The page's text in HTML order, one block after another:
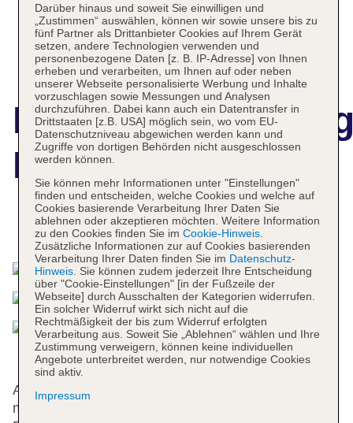
Benna Hotel
Das bietet Ihre Unterkunft
An der Rezeption im Empfangsbereich steht
mehrsprachiges Personal (Englisch, Deutsch,
Darüber hinaus und soweit Sie einwilligen und
„Zustimmen“ auswählen, können wir sowie unsere bis zu
fünf Partner als Drittanbieter Cookies auf Ihrem Gerät
setzen, andere Technologien verwenden und
personenbezogene Daten [z. B. IP-Adresse] von Ihnen
erheben und verarbeiten, um Ihnen auf oder neben
unserer Webseite personalisierte Werbung und Inhalte
vorzuschlagen sowie Messungen und Analysen
durchzuführen. Dabei kann auch ein Datentransfer in
Drittstaaten [z.B. USA] möglich sein, wo vom EU-
Datenschutzniveau abgewichen werden kann und
Zugriffe von dortigen Behörden nicht ausgeschlossen
werden können.
Sie können mehr Informationen unter "Einstellungen"
finden und entscheiden, welche Cookies und welche auf
Cookies basierende Verarbeitung Ihrer Daten Sie
ablehnen oder akzeptieren möchten. Weitere Information
zu den Cookies finden Sie im Cookie-Hinweis.
Zusätzliche Informationen zur auf Cookies basierenden
Verarbeitung Ihrer Daten finden Sie im Datenschutz-
Hinweis. Sie können zudem jederzeit Ihre Entscheidung
über "Cookie-Einstellungen" [in der Fußzeile der
Webseite] durch Ausschalten der Kategorien widerrufen.
Ein solcher Widerruf wirkt sich nicht auf die
Rechtmäßigkeit der bis zum Widerruf erfolgten
Verarbeitung aus. Soweit Sie „Ablehnen“ wählen und Ihre
Zustimmung verweigern, können keine individuellen
Angebote unterbreitet werden, nur notwendige Cookies
sind aktiv.
Impressum